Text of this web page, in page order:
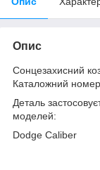
Опис
Сонцезахисний
Каталожний
Деталь
моделей:
Dodge Caliber